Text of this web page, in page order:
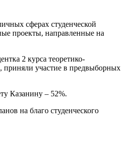
сферах студенческой
проекты, направленные на
2 курса теоретико-
приняли участие в предвыборных
Казанину – 52%.
на благо студенческого